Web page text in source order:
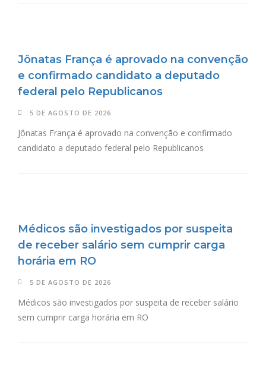
Jônatas França é aprovado na convenção
e confirmado candidato a deputado
federal pelo Republicanos
5 DE AGOSTO DE 2026
Jônatas França é aprovado na convenção e confirmado
candidato a deputado federal pelo Republicanos
Médicos são investigados por suspeita
de receber salário sem cumprir carga
horária em RO
5 DE AGOSTO DE 2026
Médicos são investigados por suspeita de receber salário
sem cumprir carga horária em RO